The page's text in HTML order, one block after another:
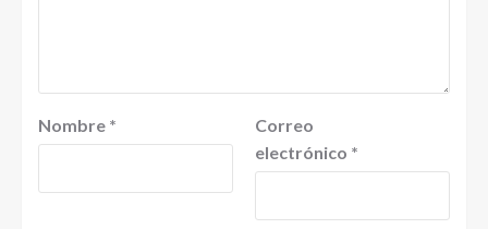
Nombre *
Correo
electrónico *